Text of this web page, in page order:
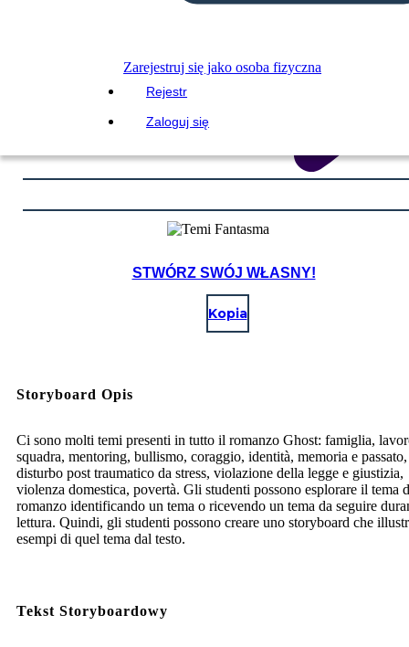
Zarejestruj się jako osoba fizyczna
Rejestr
Zaloguj się
STWÓRZ SWÓJ WŁASNY!
Kopia
Storyboard Opis
Ci sono molti temi presenti in tutto il romanzo Ghost: famiglia,
squadra, mentoring, bullismo, coraggio, identità, memoria e passato,
disturbo post traumatico da stress, violazione della legge e giustizia,
violenza domestica, povertà. Gli studenti possono esplorare il tema
romanzo identificando un tema o ricevendo un tema da seguire
lettura. Quindi, gli studenti possono creare uno storyboard che
esempi di quel tema dal testo.
Tekst Storyboardowy